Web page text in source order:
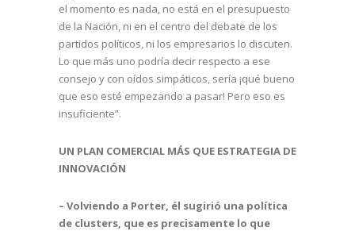
el momento es nada, no está en el presupuesto
de la Nación, ni en el centro del debate de los
partidos políticos, ni los empresarios lo discuten.
Lo que más uno podría decir respecto a ese
consejo y con oídos simpáticos, sería ¡qué bueno
que eso esté empezando a pasar! Pero eso es
insuficiente”.
UN PLAN COMERCIAL MÁS QUE ESTRATEGIA DE
INNOVACIÓN
– Volviendo a Porter, él sugirió una política
de clusters, que es precisamente lo que